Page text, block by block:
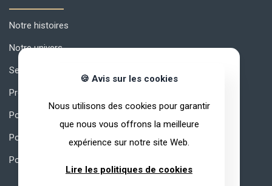
Notre histoires
Notre univers
Secrets de qualité
Produits
Pourquoi ARVEA Nature ?
Politique de confidentialité
Politique de qualité
🍪 Avis sur les cookies
Nous utilisons des cookies pour garantir
que nous vous offrons la meilleure
expérience sur notre site Web.
Lire les politiques de cookies